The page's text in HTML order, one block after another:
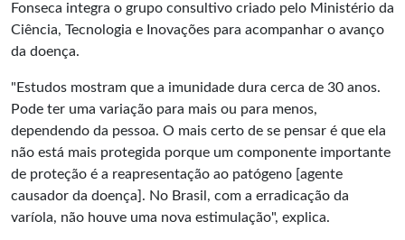
Fonseca integra o grupo consultivo criado pelo Ministério da
Ciência, Tecnologia e Inovações para acompanhar o avanço
da doença.
"Estudos mostram que a imunidade dura cerca de 30 anos.
Pode ter uma variação para mais ou para menos,
dependendo da pessoa. O mais certo de se pensar é que ela
não está mais protegida porque um componente importante
de proteção é a reapresentação ao patógeno [agente
causador da doença]. No Brasil, com a erradicação da
varíola, não houve uma nova estimulação", explica.